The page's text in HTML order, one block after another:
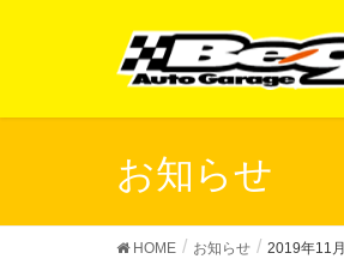
お知らせ
HOME お知らせ 2019年11月